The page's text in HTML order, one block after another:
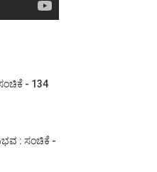
- 134
: ಸಂಚಿಕೆ -